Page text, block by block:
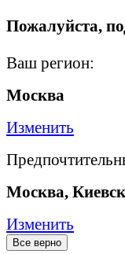
Пожалуйста,
Ваш регион:
Москва
Изменить
Москва,
Изменить
Все верно